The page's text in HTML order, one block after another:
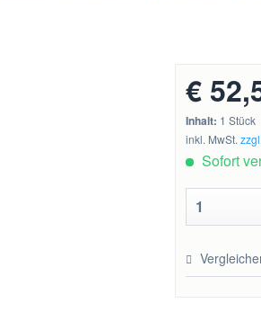
€
Inhalt: 1 Stück
inkl. MwSt.
Sofort